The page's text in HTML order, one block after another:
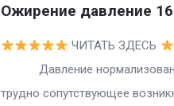
Ожирение давление
ЧИТАТЬ ЗДЕСЬ
Давление нормализовано!
трудно сопутствующее